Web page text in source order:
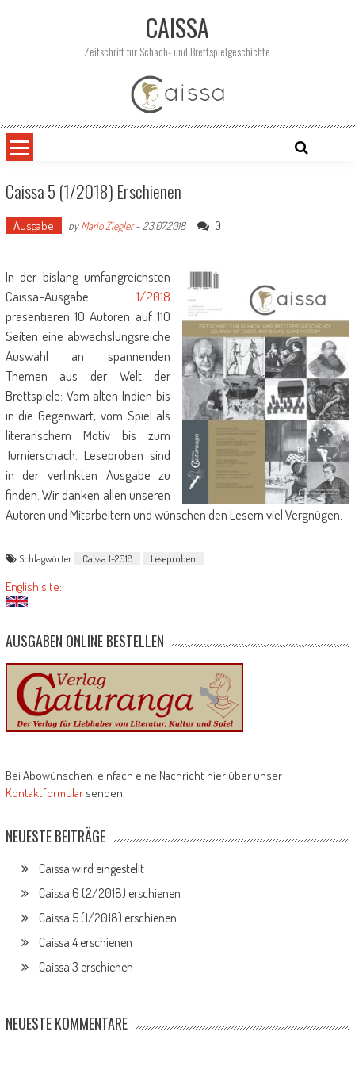
CAISSA
Zeitschrift für Schach- und Brettspielgeschichte
Caissa 5 (1/2018) Erschienen
Ausgabe byMario Ziegler- 23.07.2018 0
In der bislang umfangreichsten
Caissa-Ausgabe1/2018
präsentieren 10 Autoren auf 110
Seiten eine abwechslungsreiche
Auswahl an spannenden
Themen aus der Welt der
Brettspiele: Vom alten Indien bis
in die Gegenwart, vom Spiel als
literarischem Motiv bis zum
Turnierschach. Leseproben sind
in der verlinkten Ausgabe zu
finden. Wir danken allen unseren
Autoren und Mitarbeitern und wünschen den Lesern viel Vergnügen.
Schlagwörter Caissa 1-2018 Leseproben
English site:
AUSGABEN ONLINE BESTELLEN
Bei Abowünschen, einfach eine Nachricht hier über unser
Kontaktformularsenden.
NEUESTE BEITRÄGE
Caissa wird eingestellt
Caissa 6 (2/2018) erschienen
Caissa 5 (1/2018) erschienen
Caissa 4 erschienen
Caissa 3 erschienen
NEUESTE KOMMENTARE